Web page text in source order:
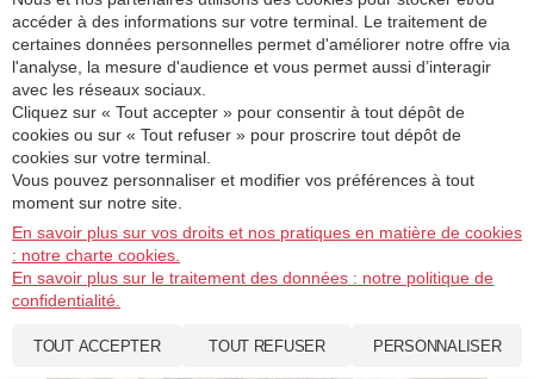
Découvrez notre guide Facturation
électronique
Comment demander l'étalement du
remboursement de votre PGE ?
Publié le 11 Avril 2023
Votre expert-comptable de Venelles, Karine
STEVENARD, vous informe que vous pouvez demander
l’étalement du remboursement de votre PGE si vous avez des
cette démarche, notamment pour établir l’attestation requise.
accéder à des informations sur votre terminal. Le traitement de
certaines données personnelles permet d'améliorer notre offre via
l'analyse, la mesure d'audience et vous permet aussi d’interagir
avec les réseaux sociaux.
Cliquez sur « Tout accepter » pour consentir à tout dépôt de
cookies ou sur « Tout refuser » pour proscrire tout dépôt de
cookies sur votre terminal.
Vous pouvez personnaliser et modifier vos préférences à tout
moment sur notre site.
En savoir plus sur vos droits et nos pratiques en matière de cookies
: notre charte cookies.
En savoir plus sur le traitement des données : notre politique de
confidentialité.
TOUT ACCEPTER TOUT REFUSER PERSONNALISER